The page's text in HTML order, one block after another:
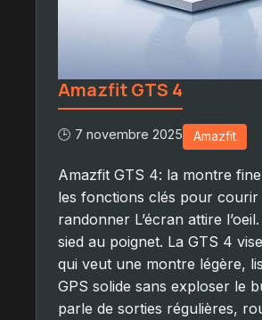
Amazfit GTS 4
🕒 7 novembre 2025 Amazfit
Amazfit GTS 4: la montre
les fonctions clés pour courir
randonner L’écran attire
sied au poignet. La GTS 4
qui veut une montre légère,
GPS solide sans exploser le
parle de sorties régulières,